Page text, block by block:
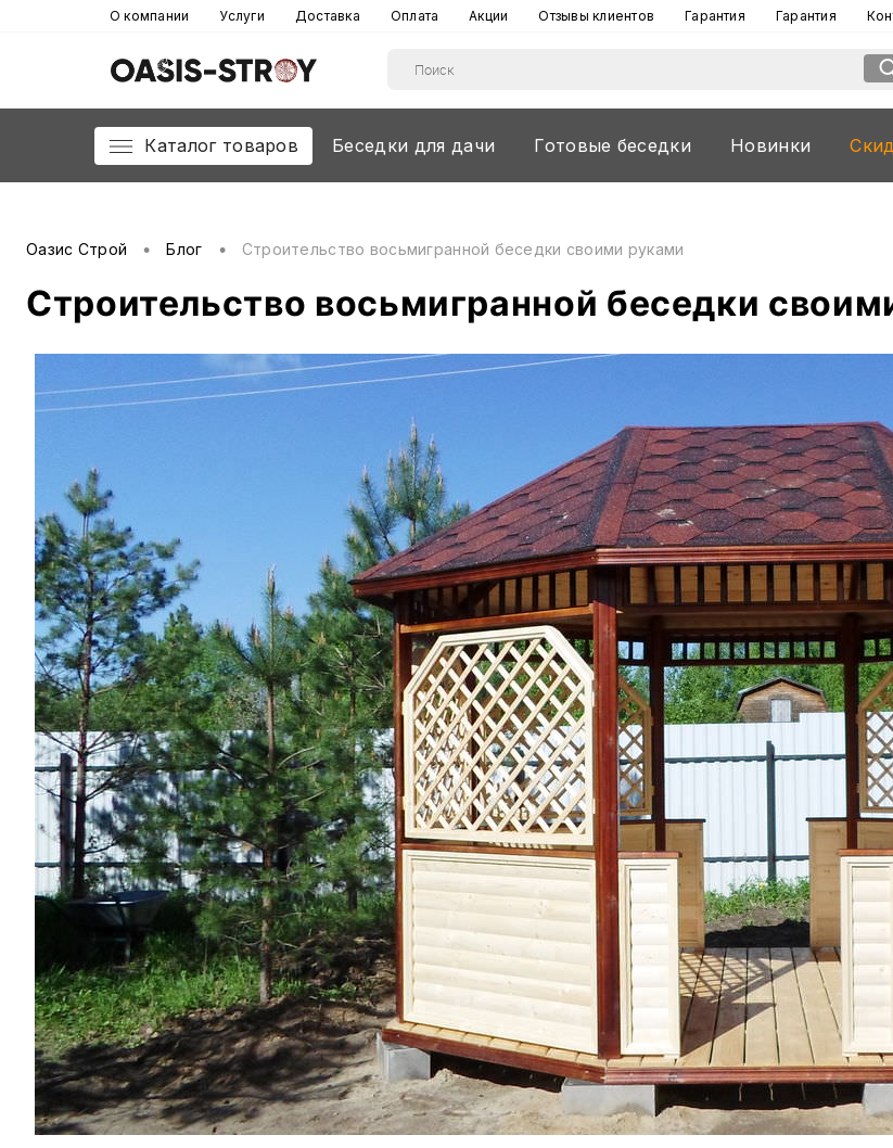
О компании Услуги Доставка Оплата Акции Отзывы клиентов Гарантия Гарантия
Каталог товаров Беседки для дачи Готовые беседки Новинки
Оазис Строй • Блог • Строительство восьмигранной беседки своими руками
Строительство восьмигранной беседки